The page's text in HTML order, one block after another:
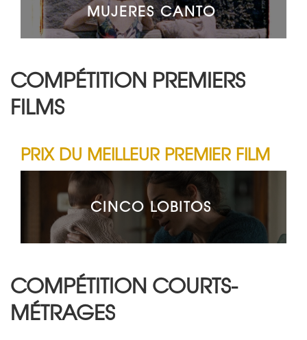
MUJERES CANTO
COMPÉTITION PREMIERS
FILMS
PRIX DU MEILLEUR PREMIER FILM
CINCO LOBITOS
COMPÉTITION COURTS-
MÉTRAGES